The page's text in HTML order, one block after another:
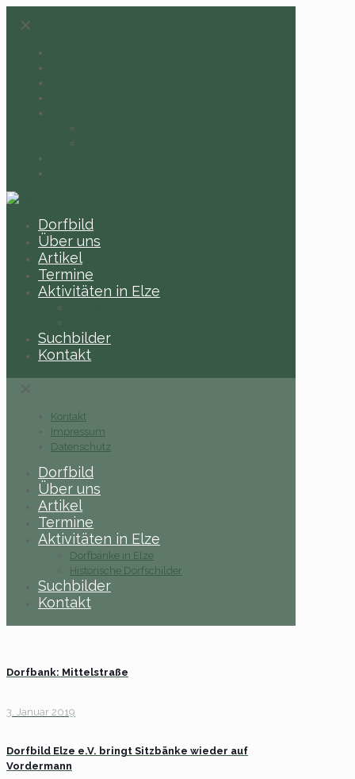
✕
Dorfbild
Über uns
Artikel
Termine
Aktivitäten in Elze
Suchbilder
Kontakt
Kontakt
Impressum
Datenschutz
Dorfbild
Über uns
Artikel
Termine
Aktivitäten in Elze
Dorfbänke in Elze
Historische Dorfschilder
Suchbilder
Kontakt
Dorfbank: Mittelstraße
3. Januar 2019
Dorfbild Elze e.V. bringt Sitzbänke wieder auf
Vordermann